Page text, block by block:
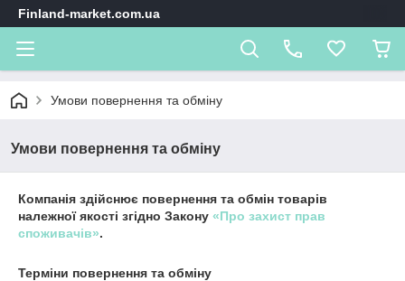
Finland-market.com.ua
Умови повернення та обміну
Умови повернення та обміну
Компанія здійснює повернення та обмін товарів
належної якості згідно Закону «Про захист прав
споживачів».
Терміни повернення та обміну